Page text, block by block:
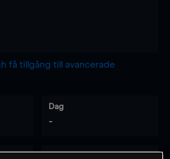
få tillgång till avancerade
Dag
-